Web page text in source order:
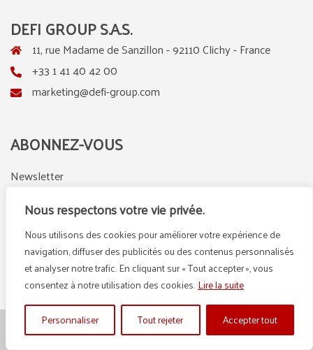
Nous respectons votre vie privée.
Nous utilisons des cookies pour améliorer votre expérience de
navigation, diffuser des publicités ou des contenus personnalisés
et analyser notre trafic. En cliquant sur « Tout accepter », vous
consentez à notre utilisation des cookies.Lire la suite
Personnaliser
Tout rejeter Accepter tout
DEFI GROUP S.A.S.
11, rue Madame de Sanzillon - 92110 Clichy - France
+33 1 41 40 42 00
marketing@defi-group.com
ABONNEZ-VOUS
Newsletter
LinkedIn
Instagram
© {2025} DEFI GROUP